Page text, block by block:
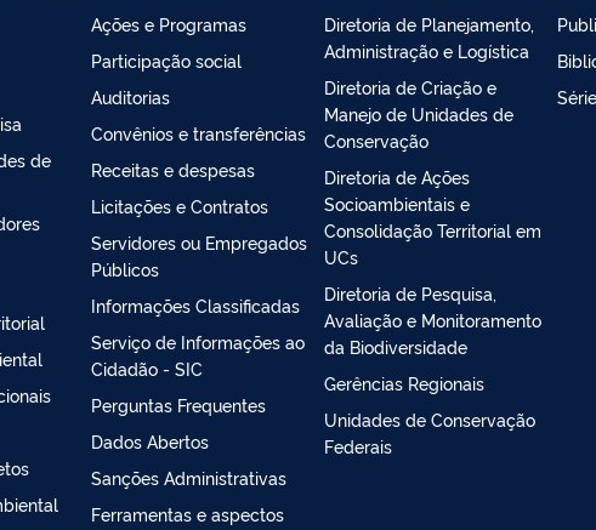
de
Ações e Programas
Participação social
Auditorias
Convênios e transferências
Receitas e despesas
Licitações e Contratos
Servidores ou Empregados
Públicos
Informações Classificadas
Serviço de Informações ao
Cidadão - SIC
Perguntas Frequentes
Dados Abertos
Sanções Administrativas
Ferramentas e aspectos
Diretoria de Planejamento,
Administração e Logística
Diretoria de Criação e
Manejo de Unidades de
Conservação
Diretoria de Ações
Socioambientais e
Consolidação Territorial em
UCs
Diretoria de Pesquisa,
Avaliação e Monitoramento
da Biodiversidade
Gerências Regionais
Unidades de Conservação
Federais